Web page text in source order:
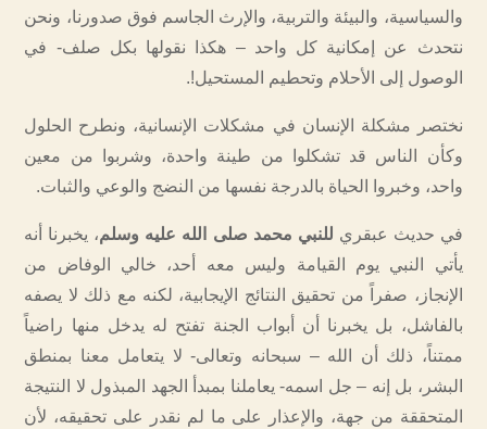
والسياسية، والبيئة والتربية، والإرث الجاسم فوق صدورنا، ونحن
نتحدث عن إمكانية كل واحد – هكذا نقولها بكل صلف- في
الوصول إلى الأحلام وتحطيم المستحيل!.
نختصر مشكلة الإنسان في مشكلات الإنسانية، ونطرح الحلول
وكأن الناس قد تشكلوا من طينة واحدة، وشربوا من معين
واحد، وخبروا الحياة بالدرجة نفسها من النضج والوعي والثبات.
في حديث عبقري للنبي محمد صلى الله عليه وسلم، يخبرنا أنه
يأتي النبي يوم القيامة وليس معه أحد، خالي الوفاض من
الإنجاز، صفراً من تحقيق النتائج الإيجابية، لكنه مع ذلك لا يصفه
بالفاشل، بل يخبرنا أن أبواب الجنة تفتح له يدخل منها راضياً
ممتناً، ذلك أن الله – سبحانه وتعالى- لا يتعامل معنا بمنطق
البشر، بل إنه – جل اسمه- يعاملنا بمبدأ الجهد المبذول لا النتيجة
المتحققة من جهة، والإعذار على ما لم نقدر على تحقيقه، لأن